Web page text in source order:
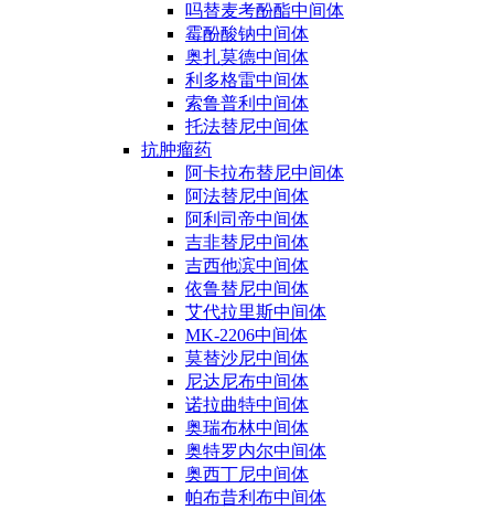
吗替麦考酚酯中间体
霉酚酸钠中间体
奥扎莫德中间体
利多格雷中间体
索鲁普利中间体
托法替尼中间体
抗肿瘤药
阿卡拉布替尼中间体
阿法替尼中间体
阿利司帝中间体
吉非替尼中间体
吉西他滨中间体
依鲁替尼中间体
艾代拉里斯中间体
MK-2206中间体
莫替沙尼中间体
尼达尼布中间体
诺拉曲特中间体
奥瑞布林中间体
奥特罗内尔中间体
奥西丁尼中间体
帕布昔利布中间体